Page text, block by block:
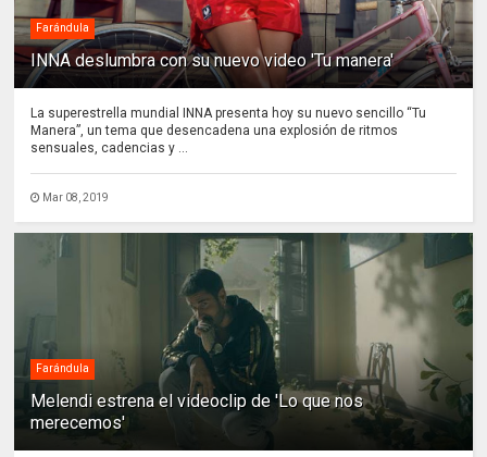
Farándula
INNA deslumbra con su nuevo video 'Tu manera'
La superestrella mundial INNA presenta hoy su nuevo sencillo “Tu
Manera”, un tema que desencadena una explosión de ritmos
sensuales, cadencias y ...
Mar 08, 2019
Farándula
Melendi estrena el videoclip de 'Lo que nos
merecemos'